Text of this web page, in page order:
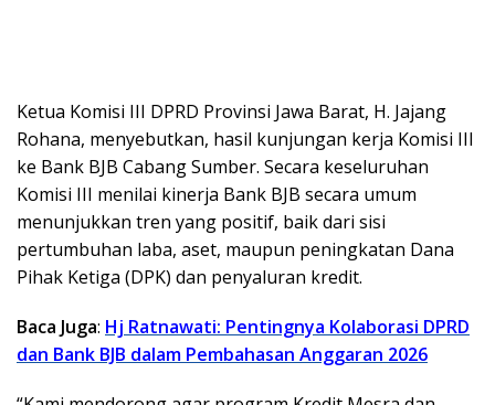
Ketua Komisi III DPRD Provinsi Jawa Barat, H. Jajang
Rohana, menyebutkan, hasil kunjungan kerja Komisi III
ke Bank BJB Cabang Sumber. Secara keseluruhan
Komisi III menilai kinerja Bank BJB secara umum
menunjukkan tren yang positif, baik dari sisi
pertumbuhan laba, aset, maupun peningkatan Dana
Pihak Ketiga (DPK) dan penyaluran kredit.
Baca Juga: Hj Ratnawati: Pentingnya Kolaborasi DPRD
dan Bank BJB dalam Pembahasan Anggaran 2026